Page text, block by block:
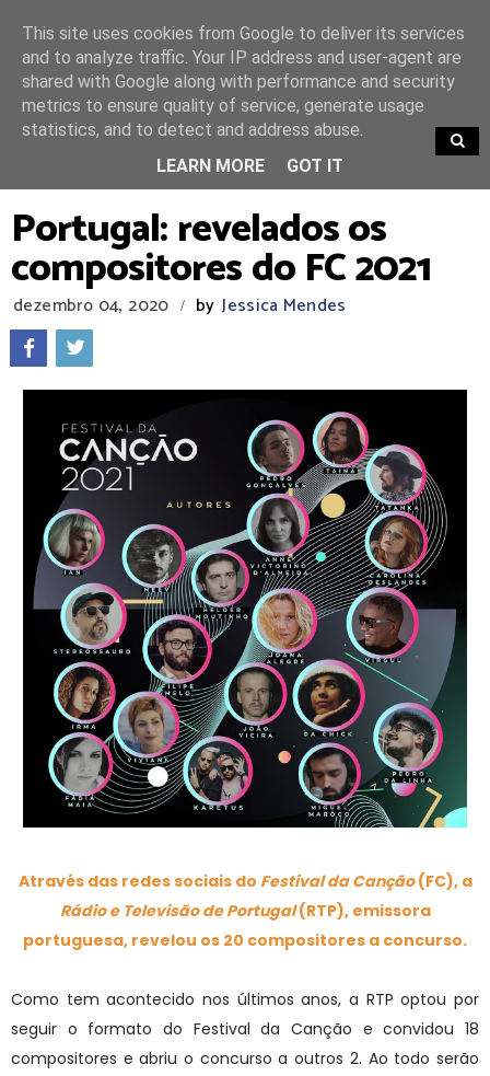
TRENDING
Portugal: revelados os
compositores do FC 2021
dezembro 04, 2020 / by Jessica Mendes
Através das redes sociais do Festival da Canção(FC), a
Rádio e Televisão de Portugal(RTP), emissora
portuguesa, revelou os 20 compositores a concurso.
Como tem acontecido nos últimos anos, a RTP optou por
seguir o formato do Festival da Canção e convidou 18
compositores e abriu o concurso a outros 2. Ao todo serão
This site uses cookies from Google to deliver its services
and to analyze traffic. Your IP address and user-agent are
shared with Google along with performance and security
metrics to ensure quality of service, generate usage
statistics, and to detect and address abuse.
LEARN MORE
GOT IT